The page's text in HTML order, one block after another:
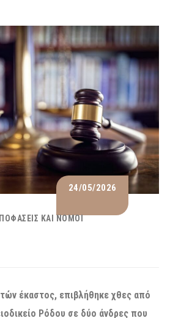
24/05/2026
ΚΑΙ ΝΌΜΟΙ
έκαστος, επιβλήθηκε χθες από
Ρόδου σε δύο άνδρες που